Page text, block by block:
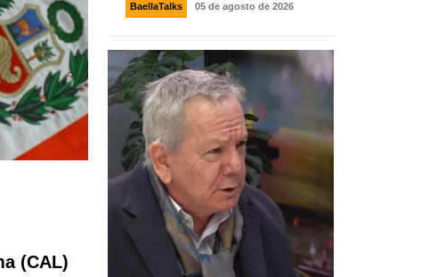
(CAL)
BaellaTalks 05 de agosto de 2026